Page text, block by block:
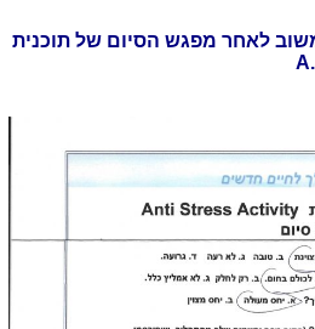
לאחר מפגש הסיום של תוכנית
A.